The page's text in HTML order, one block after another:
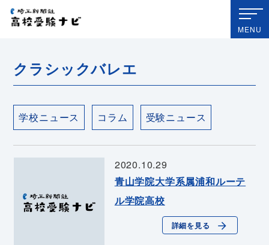
埼玉新聞社 高校受験ナビ
MENU
クラシックバレエ
学校ニュース コラム 受験ニュース
2020.10.29
青山学院大学系属浦和ルーテ
ル学院高校
詳細を見る